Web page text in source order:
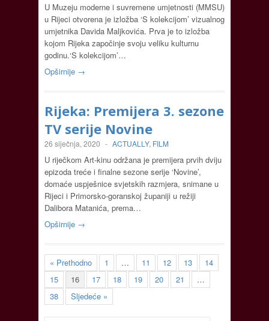
U Muzeju moderne i suvremene umjetnosti (MMSU)
u Rijeci otvorena je izložba ‘S kolekcijom’ vizualnog
umjetnika Davida Maljkovića. Prva je to izložba
kojom Rijeka započinje svoju veliku kulturnu
godinu.‘S kolekcijom’…
Opširnije →
Rijeka: Premijera 3. sezone
TV serije Novine
26 siječnja, 2020 - ACTUALLY, FILM
U riječkom Art-kinu održana je premijera prvih dviju
epizoda treće i finalne sezone serije ‘Novine’,
domaće uspješnice svjetskih razmjera, snimane u
Rijeci i Primorsko-goranskoj županiji u režiji
Dalibora Matanića, prema…
Opširnije →
« Prethodno 1 … 11 12 13
14
15
16 17 18 19 20 21
…
38
Sljedeće »